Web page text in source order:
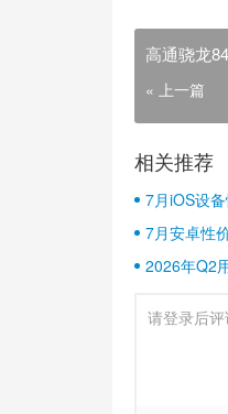
高通骁龙
« 上一篇
相关推荐
7月iOS设
7月安卓性
2026年Q2